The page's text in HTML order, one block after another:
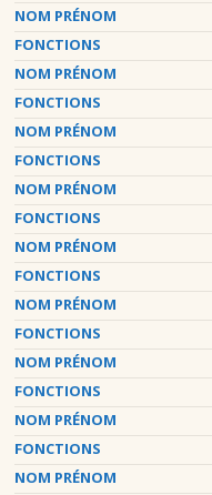
NOM PRÉNOM
FONCTIONS
NOM PRÉNOM
FONCTIONS
NOM PRÉNOM
FONCTIONS
NOM PRÉNOM
FONCTIONS
NOM PRÉNOM
FONCTIONS
NOM PRÉNOM
FONCTIONS
NOM PRÉNOM
FONCTIONS
NOM PRÉNOM
FONCTIONS
NOM PRÉNOM